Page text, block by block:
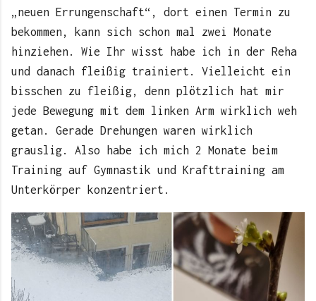
„neuen Errungenschaft“, dort einen Termin zu
bekommen, kann sich schon mal zwei Monate
hinziehen. Wie Ihr wisst habe ich in der Reha
und danach fleißig trainiert. Vielleicht ein
bisschen zu fleißig, denn plötzlich hat mir
jede Bewegung mit dem linken Arm wirklich weh
getan. Gerade Drehungen waren wirklich
grauslig. Also habe ich mich 2 Monate beim
Training auf Gymnastik und Krafttraining am
Unterkörper konzentriert.